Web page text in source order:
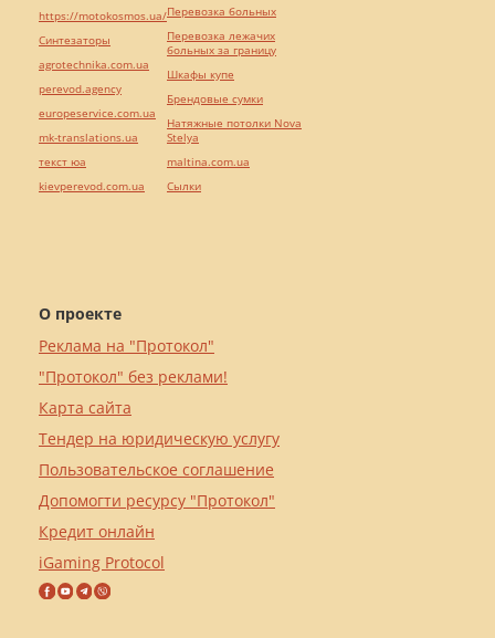
О проекте
Реклама на "Протокол"
"Протокол" без реклами!
Карта сайта
Тендер на юридическую услугу
Пользовательское соглашение
Допомогти ресурсу "Протокол"
Кредит онлайн
iGaming Protocol
https://motokosmos.ua/
Синтезаторы
agrotechnika.com.ua
perevod.agency
europeservice.com.ua
mk-translations.ua
текст юа
kievperevod.com.ua
Перевозка больных
Перевозка лежачих
больных за границу
Шкафы купе
Брендовые сумки
Натяжные потолки Nova
Stelya
maltina.com.ua
Cылки